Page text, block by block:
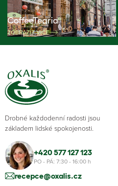
CoffeeTearia
ZOBRAZIT VÍCE
Drobné každodenní radosti jsou
základem lidské spokojenosti.
+420 577 127 123
PO - PÁ: 7:30 - 16:00 h
recepce@oxalis.cz